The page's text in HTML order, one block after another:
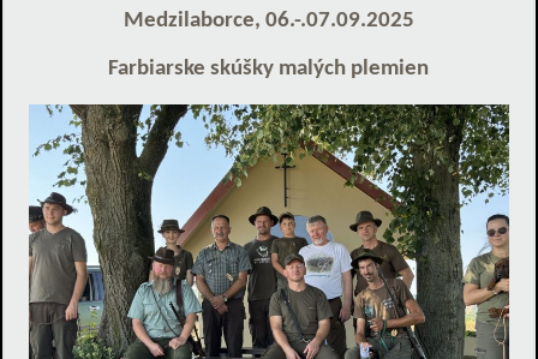
Medzilaborce, 06.-.07.09.2025
Farbiarske skúšky malých plemien